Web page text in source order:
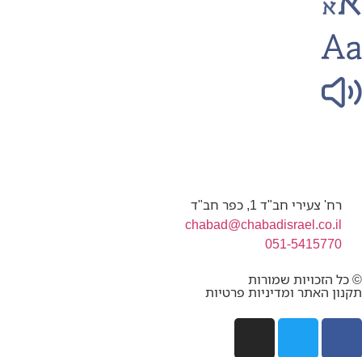
רח' צעירי חב"ד 1, כפר חב"ד
chabad@chabadisrael.co.il
051-5415770
© כל הזכויות שמורות
תקנון האתר ומדיניות פרטיות